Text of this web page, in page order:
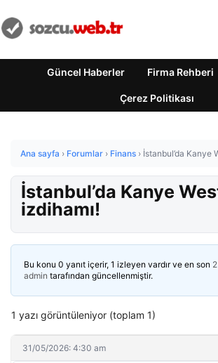
Güncel Haberler Firma Rehberi
Çerez Politikası
Ana sayfa › Forumlar › Finans › İstanbul’da Kanye
İstanbul’da Kanye
izdihamı!
Bu konu 0 yanıt içerir, 1 izleyen vardır ve en son
admin tarafından güncellenmiştir.
1 yazı görüntüleniyor (toplam 1)
31/05/2026: 4:30 am